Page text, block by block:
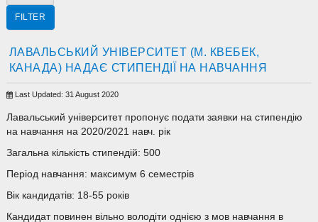
FILTER
ЛАВАЛЬСЬКИЙ УНІВЕРСИТЕТ (М. КВЕБЕК,
КАНАДА) НАДАЄ СТИПЕНДІЇ НА НАВЧАННЯ
Last Updated: 31 August 2020
Лавальський університет пропонує подати заявки на стипендію
на навчання на 2020/2021 навч. рік
Загальна кількість стипендій: 500
Період навчання: максимум 6 семестрів
Вік кандидатів: 18-55 років
Кандидат повинен вільно володіти однією з мов навчання в